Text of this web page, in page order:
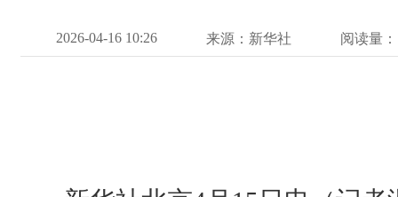
2026-04-16 10:26 来源：新华社 阅读量：